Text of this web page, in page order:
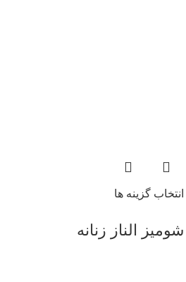
انتخاب گزینه ها
شومیز الناز زنانه